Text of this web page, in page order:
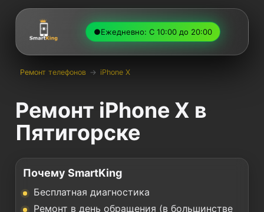
●Ежедневно: С 10:00 до 20:00
Ремонт телефонов → iPhone X
Ремонт iPhone X в
Пятигорске
Почему SmartKing
Бесплатная диагностика
Ремонт в день обращения (в большинстве